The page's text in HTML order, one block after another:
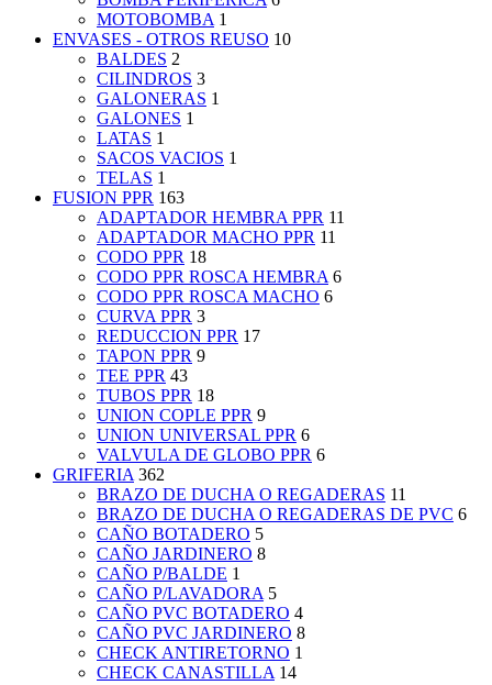
MOTOBOMBA 1
ENVASES - OTROS REUSO 10
BALDES 2
CILINDROS 3
GALONERAS 1
GALONES 1
LATAS 1
SACOS VACIOS 1
TELAS 1
FUSION PPR 163
ADAPTADOR HEMBRA PPR 11
ADAPTADOR MACHO PPR 11
CODO PPR 18
CODO PPR ROSCA HEMBRA 6
CODO PPR ROSCA MACHO 6
CURVA PPR 3
REDUCCION PPR 17
TAPON PPR 9
TEE PPR 43
TUBOS PPR 18
UNION COPLE PPR 9
UNION UNIVERSAL PPR 6
VALVULA DE GLOBO PPR 6
GRIFERIA 362
BRAZO DE DUCHA O REGADERAS 11
BRAZO DE DUCHA O REGADERAS DE PVC 6
CAÑO BOTADERO 5
CAÑO JARDINERO 8
CAÑO P/BALDE 1
CAÑO P/LAVADORA 5
CAÑO PVC BOTADERO 4
CAÑO PVC JARDINERO 8
CHECK ANTIRETORNO 1
CHECK CANASTILLA 14